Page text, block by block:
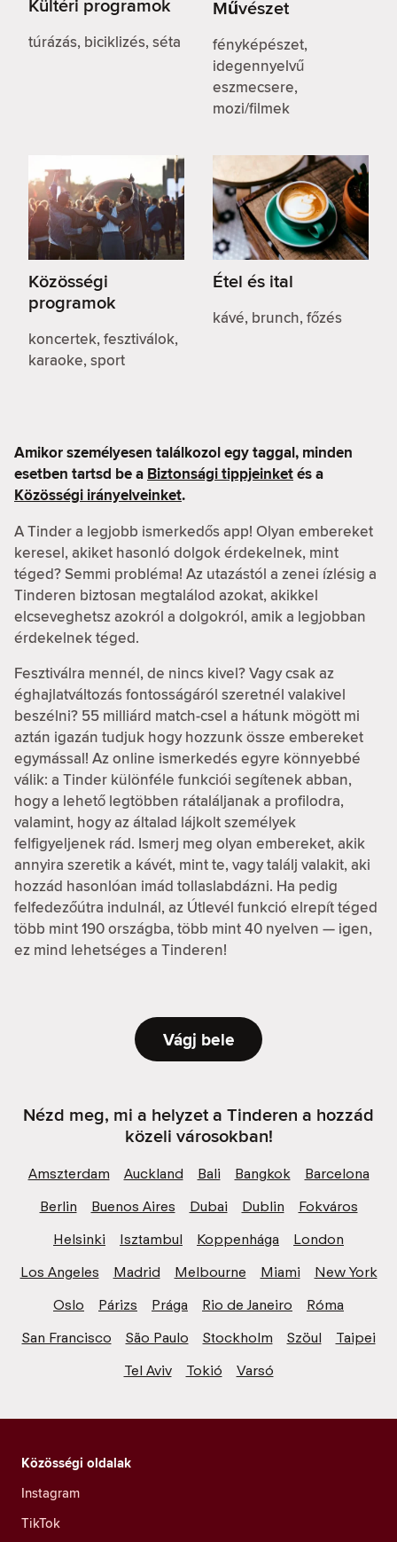
Kültéri programok
túrázás, biciklizés, séta
Művészet
fényképészet,
idegennyelvű
eszmecsere,
mozi/filmek
Közösségi
programok
koncertek, fesztiválok,
karaoke, sport
Étel és ital
kávé, brunch, főzés
Amikor személyesen találkozol egy taggal, minden
esetben tartsd be a Biztonsági tippjeinketés a
Közösségi irányelveinket.
A Tinder a legjobb ismerkedős app! Olyan embereket
keresel, akiket hasonló dolgok érdekelnek, mint
téged? Semmi probléma! Az utazástól a zenei ízlésig a
Tinderen biztosan megtalálod azokat, akikkel
elcseveghetsz azokról a dolgokról, amik a legjobban
érdekelnek téged.
Fesztiválra mennél, de nincs kivel? Vagy csak az
éghajlatváltozás fontosságáról szeretnél valakivel
beszélni? 55 milliárd match-csel a hátunk mögött mi
aztán igazán tudjuk hogy hozzunk össze embereket
egymással! Az online ismerkedés egyre könnyebbé
válik: a Tinder különféle funkciói segítenek abban,
hogy a lehető legtöbben rátaláljanak a profilodra,
valamint, hogy az általad lájkolt személyek
felfigyeljenek rád. Ismerj meg olyan embereket, akik
annyira szeretik a kávét, mint te, vagy találj valakit, aki
hozzád hasonlóan imád tollaslabdázni. Ha pedig
felfedezőútra indulnál, az Útlevél funkció elrepít téged
több mint 190 országba, több mint 40 nyelven — igen,
ez mind lehetséges a Tinderen!
Vágj bele
Nézd meg, mi a helyzet a Tinderen a hozzád
közeli városokban!
Amszterdam Auckland Bali Bangkok
Barcelona
Berlin
Buenos Aires Dubai Dublin
Fokváros
Helsinki
Isztambul Koppenhága
London
Los Angeles
Madrid Melbourne Miami
New York
Oslo
Párizs Prága Rio de Janeiro
Róma
San Francisco
São Paulo Stockholm Szöul
Taipei
Tel Aviv
Tokió Varsó
Közösségi oldalak
Instagram
TikTok